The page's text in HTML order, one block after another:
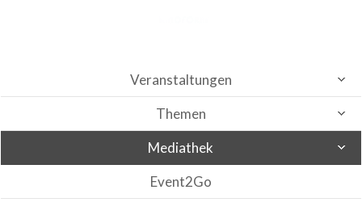
Veranstaltungen
Themen
Mediathek
Event2Go